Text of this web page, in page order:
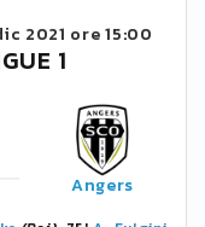
2021 ore 15:00
1
Angers